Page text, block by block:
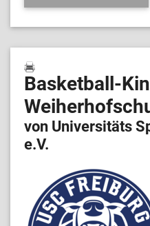
Basketball-
von Universitäts
e.V.